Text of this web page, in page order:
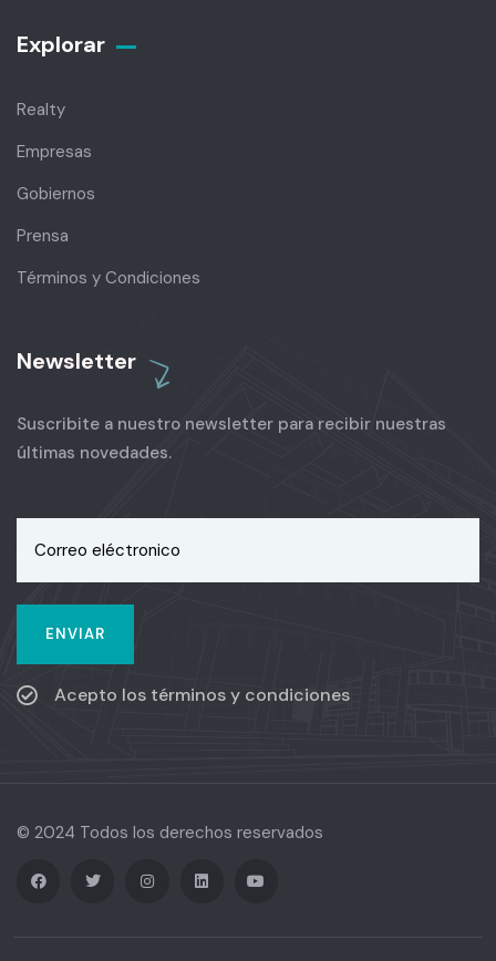
Explorar
Realty
Empresas
Gobiernos
Prensa
Términos y Condiciones
Newsletter
Suscribite a nuestro newsletter para recibir nuestras
últimas novedades.
Acepto los términos y condiciones
© 2024 Todos los derechos reservados